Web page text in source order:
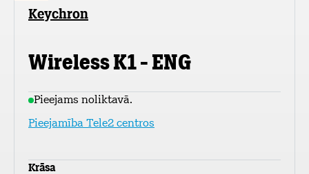
Keychron
Wireless K1 - ENG
Pieejams noliktavā.
Pieejamība Tele2 centros
Krāsa